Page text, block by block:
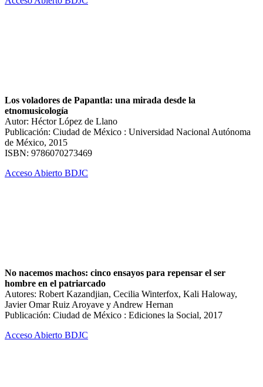
Los voladores de Papantla: una mirada desde la
etnomusicología
Autor: Héctor López de Llano
Publicación: Ciudad de México : Universidad Nacional Autónoma
de México, 2015
ISBN: 97860702­73469
Acceso Abierto BDJC
No nacemos machos: cinco ensayos para repensar el ser
hombre en el patriarcado
Autores: Robert Kazandjian, Cecilia Winterfox, Kali Haloway,
Javier Omar Ruiz Aroyave y Andrew Hernan
Publicación: Ciudad de México : Ediciones la Social, 2017
Acceso Abierto BDJC